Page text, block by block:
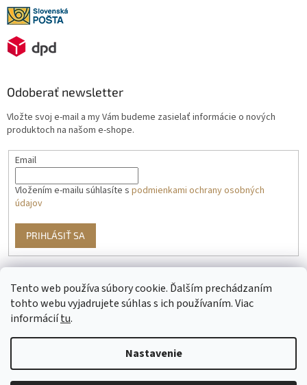
Tento web používa súbory cookie. Ďalším prechádzaním
tohto webu vyjadrujete súhlas s ich používaním. Viac
informáciítu.
Nastavenie
Odoberať newsletter
Vložte svoj e-mail a my Vám budeme zasielať informácie o nových
produktoch na našom e-shope.
Email
Vložením e-mailu súhlasíte s podmienkami ochrany osobných
údajov
PRIHLÁSIŤ SA
g
Vytvoril Shoptet